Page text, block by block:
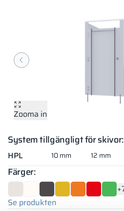
Zooma in
Zooma in
Zooma in
Zooma in
Zooma in
Zooma in
System tillgängligt för skivor:
HPL 10 mm 12 mm
Färger:
Se produkten